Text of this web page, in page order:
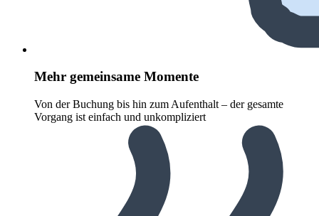
Mehr gemeinsame Momente
Von der Buchung bis hin zum Aufenthalt – der gesamte
Vorgang ist einfach und unkompliziert